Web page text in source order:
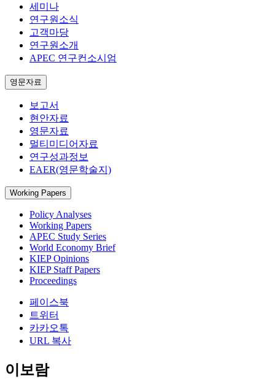
세미나
연구원소식
고객마당
연구원소개
APEC 연구컨소시엄
영문자료
보고서
현안자료
영문자료
멀티미디어자료
연구성과정보
EAER(영문학술지)
Working Papers
Policy Analyses
Working Papers
APEC Study Series
World Economy Brief
KIEP Opinions
KIEP Staff Papers
Proceedings
페이스북
트위터
카카오톡
URL 복사
이보람